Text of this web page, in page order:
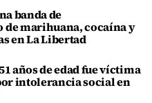
banda de
de marihuana, cocaína y
en La Libertad
años de edad fue víctima
intolerancia social en